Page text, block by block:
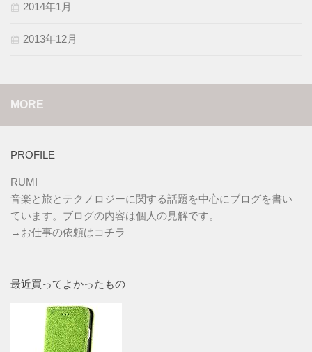
2014年1月
2013年12月
MORE
PROFILE
RUMI
音楽と旅とテクノロジーに関する話題を中心にブログを書い
ています。ブログの内容は個人の見解です。
→ お仕事の依頼はコチラ
最近買ってよかったもの